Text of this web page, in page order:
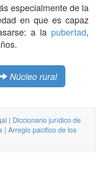
especialmente de la
en que es capaz
a la pubertad,
Núcleo rural
| Diccionario jurídico de
| Arreglo pacifico de los